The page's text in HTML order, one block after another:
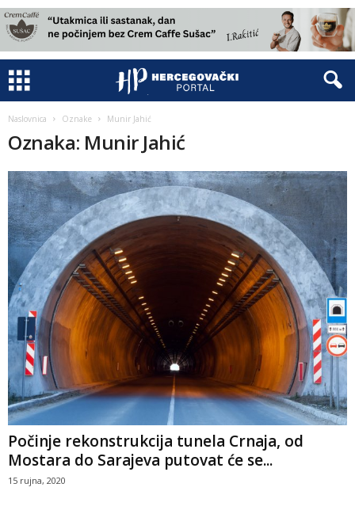
Naslovnica Oznake Munir Jahić
Oznaka: Munir Jahić
Počinje rekonstrukcija tunela Crnaja, od
Mostara do Sarajeva putovat će se...
15 rujna, 2020